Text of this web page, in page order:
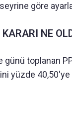
göre
NE
toplanan
yüzde 40,50'ye